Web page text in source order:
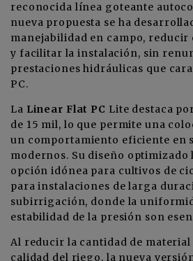
reconocida línea goteante
nueva propuesta se ha
manejabilidad en campo, reducir
y facilitar la instalación, sin
prestaciones hidráulicas que
PC.
La Linear Flat PC Lite destaca
de 15 mil, lo que permite una
un comportamiento eficiente en
modernos. Su diseño optimizado
opción idónea para cultivos de
para instalaciones de larga
subirrigación, donde la
estabilidad de la presión son
Al reducir la cantidad de
calidad del riego, la nueva